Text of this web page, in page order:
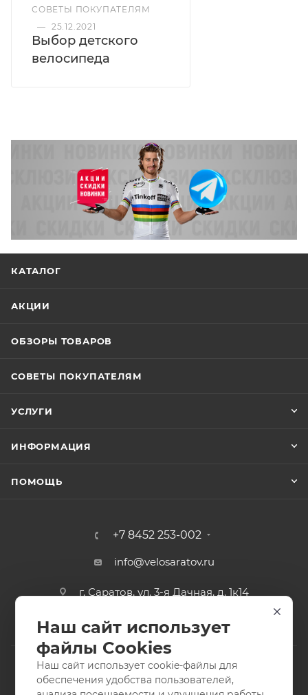
СОВЕТЫ ПОКУПАТЕЛЯМ
— 25.12.2021
Выбор детского
велосипеда
КАТАЛОГ
АКЦИИ
ОБЗОРЫ ТОВАРОВ
СОВЕТЫ ПОКУПАТЕЛЯМ
УСЛУГИ
ИНФОРМАЦИЯ
ПОМОЩЬ
+7 8452 253-002
info@velosaratov.ru
г. Саратов, ул. 3-я Дачная, д. 1к14
Наш сайт использует
файлы Cookies
Наш сайт использует cookie-файлы для
обеспечения удобства пользователей,